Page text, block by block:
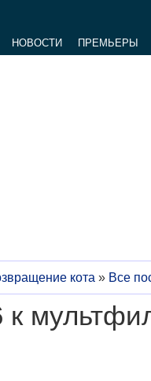
НОВОСТИ ПРЕМЬЕРЫ
кота » Все
к